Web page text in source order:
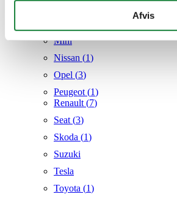
givet dem, eller som de har indsamlet
tjenester.
Afvis
Mini
Nissan (1)
Opel (3)
Peugeot (1)
Renault (7)
Seat (3)
Skoda (1)
Suzuki
Tesla
Toyota (1)